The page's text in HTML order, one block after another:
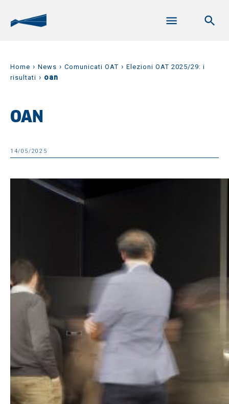
Home › News › Comunicati OAT › Elezioni OAT 2025/29: i
risultati › oan
OAN
14/05/2025